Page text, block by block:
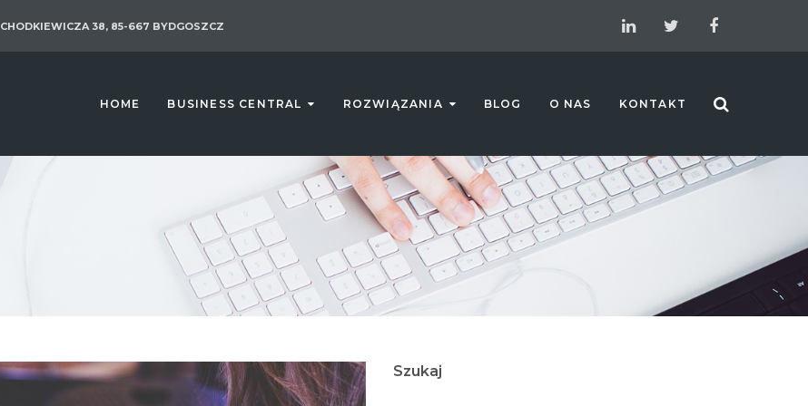
CHODKIEWICZA 38, 85-667 BYDGOSZCZ
HOME BUSINESS CENTRAL ROZWIĄZANIA BLOG O NAS KONTAKT
Szukaj